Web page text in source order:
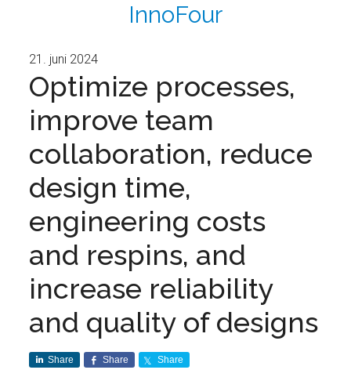
InnoFour
21. juni 2024
Optimize processes,
improve team
collaboration, reduce
design time,
engineering costs
and respins, and
increase reliability
and quality of designs
Share Share Share